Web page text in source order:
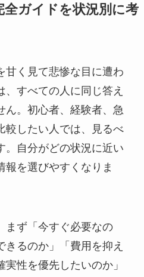
ガイドを状況別に考
甘く見て悲惨な目に遭わ
すべての人に同じ答え
ん。初心者、経験者、急
較したい人では、見るべ
。自分がどの状況に近い
報を選びやすくなりま
まず「今すぐ必要なの
るのか」「費用を抑え
性を優先したいのか」